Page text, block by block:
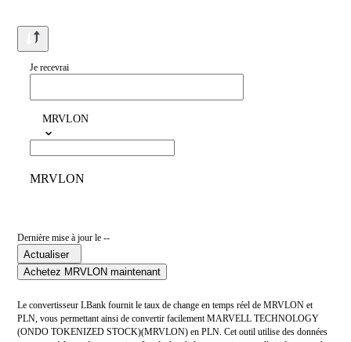
Je recevrai
MRVLON
MRVLON
Dernière mise à jour le --
Actualiser
Achetez MRVLON maintenant
Le convertisseur LBank fournit le taux de change en temps réel de MRVLON et
PLN, vous permettant ainsi de convertir facilement MARVELL TECHNOLOGY
(ONDO TOKENIZED STOCK)(MRVLON) en PLN. Cet outil utilise des données